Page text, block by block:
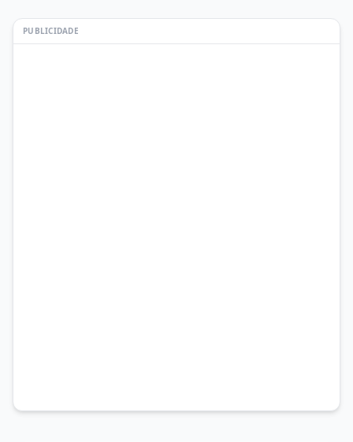
PUBLICIDADE